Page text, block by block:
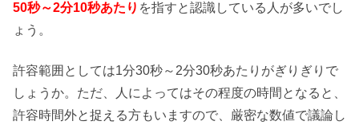
50秒～2分10秒あたり を指すと認識している人が多いでし
ょう。
許容範囲としては1分30秒～2分30秒あたりがぎりぎりで
しょうか。ただ、人によってはその程度の時間となると、
許容時間外と捉える方もいますので、厳密な数値で議論し